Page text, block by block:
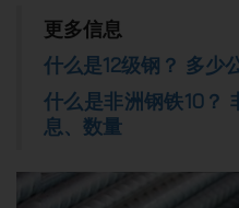
更多信息
什么是12级钢？ 多少
什么是非洲钢铁10？
息、数量